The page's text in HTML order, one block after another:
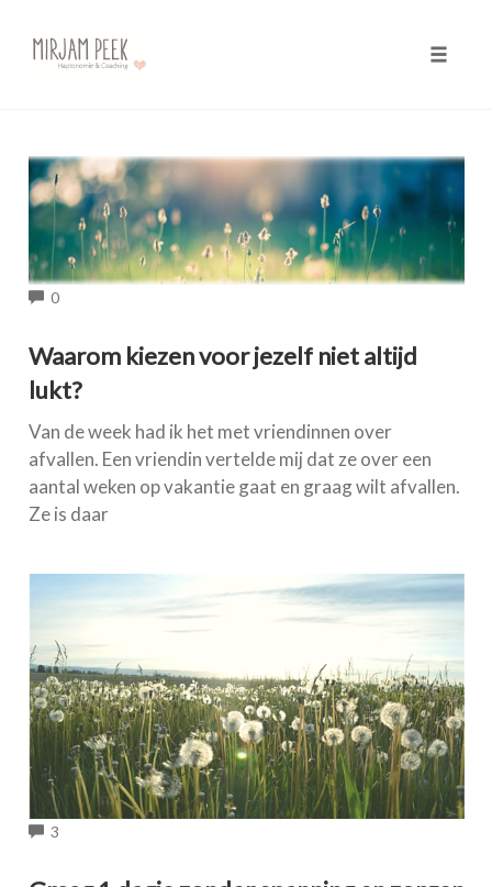
content
0COMMENTS
Waarom kiezen voor jezelf niet altijd
lukt?
Van de week had ik het met vriendinnen over
afvallen. Een vriendin vertelde mij dat ze over een
aantal weken op vakantie gaat en graag wilt afvallen.
Ze is daar
3